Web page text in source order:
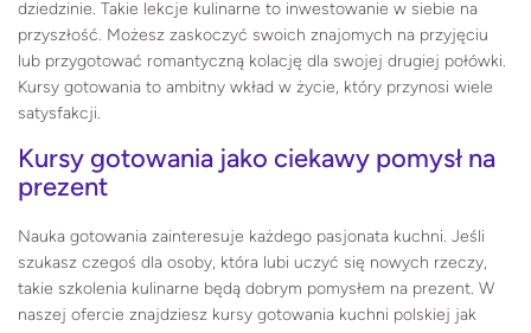
dziedzinie. Takie lekcje kulinarne to inwestowanie w siebie na
przyszłość. Możesz zaskoczyć swoich znajomych na przyjęciu
lub przygotować romantyczną kolację dla swojej drugiej połówki.
Kursy gotowania to ambitny wkład w życie, który przynosi wiele
satysfakcji.
Kursy gotowania jako ciekawy pomysł na
prezent
Nauka gotowania zainteresuje każdego pasjonata kuchni. Jeśli
szukasz czegoś dla osoby, która lubi uczyć się nowych rzeczy,
takie szkolenia kulinarne będą dobrym pomysłem na prezent. W
naszej ofercie znajdziesz kursy gotowania kuchni polskiej jak